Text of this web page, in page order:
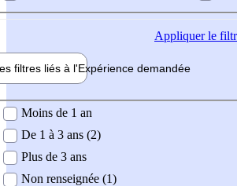
Appliquerle
filtres liés à l'Expérience demandée
demandée
Moins de 1 an
De 1 à 3 ans (2)
Plus de 3 ans
Non renseignée (1)